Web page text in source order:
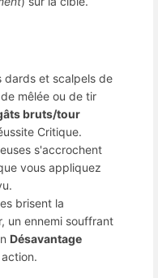
dards et scalpels de
mêlée ou de tir
bruts/tour
Critique.
s'accrochent
vous appliquez
brisent la
un ennemi souffrant
Désavantage